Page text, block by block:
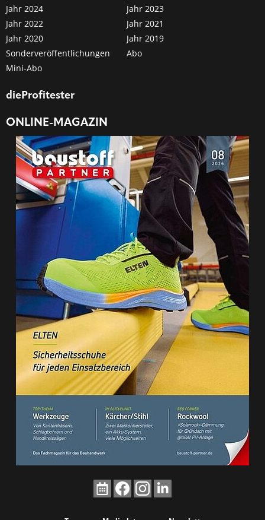
Jahr 2024
Jahr 2023
Jahr 2022
Jahr 2021
Jahr 2020
Jahr 2019
Sonderveröffentlichungen
Abo
Mini-Abo
dieProfitester
ONLINE-MAGAZIN